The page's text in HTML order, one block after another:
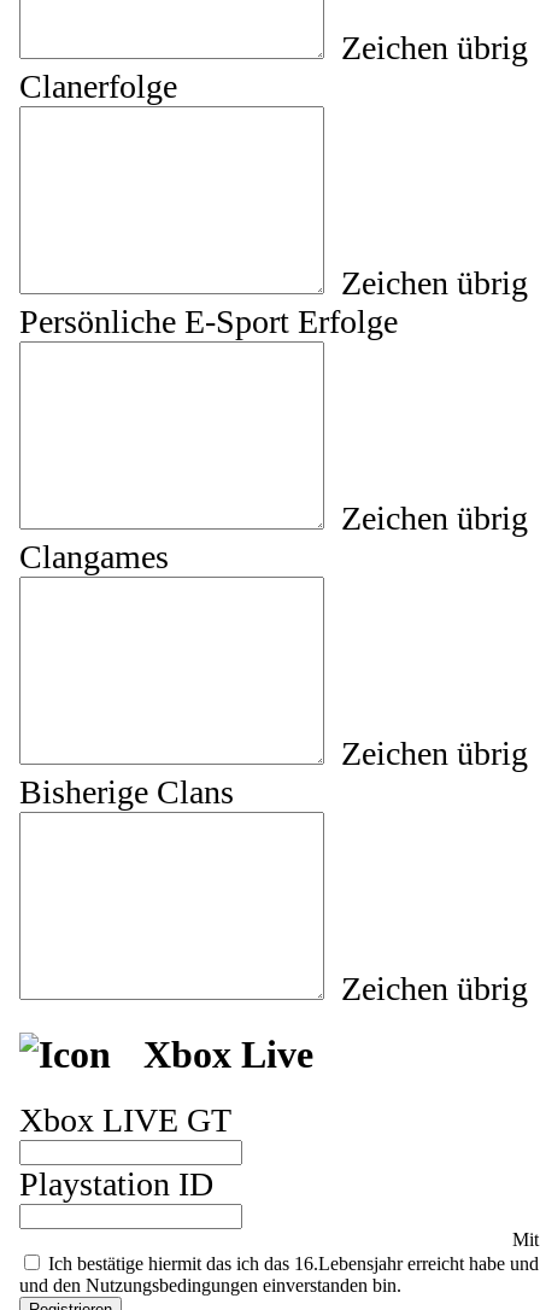
Zeichen übrig
Clanerfolge
Zeichen übrig
Persönliche E-Sport Erfolge
Zeichen übrig
Clangames
Zeichen übrig
Bisherige Clans
Zeichen übrig
Xbox Live
Xbox LIVE GT
Playstation ID
Mit
Ich bestätige hiermit das ich das 16.Lebensjahr erreicht habe
und den Nutzungsbedingungen einverstanden bin.